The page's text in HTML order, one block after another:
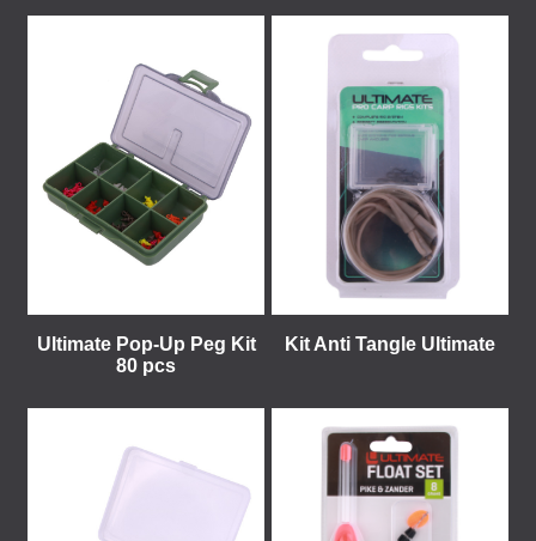
Ultimate Pop-Up Peg Kit
80 pcs
Kit Anti Tangle Ultimate